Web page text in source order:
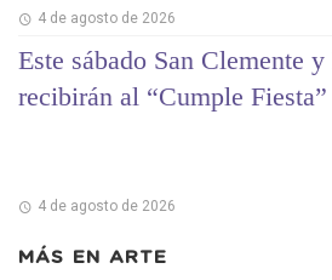
4 de agosto de 2026
Este sábado San Clemente
recibirán al “Cumple Fiesta”
4 de agosto de 2026
MÁS EN ARTE